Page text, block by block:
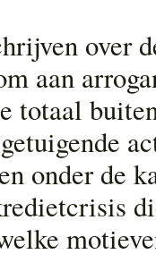
over
aan
totaal
onder de